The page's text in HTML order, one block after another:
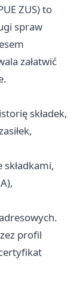
ZUS) to
spraw
załatwić
składek,
profil